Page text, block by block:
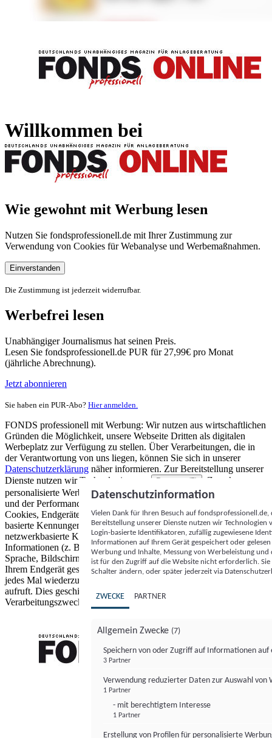
Willkommen bei
Wie gewohnt mit Werbung lesen
Nutzen Sie fondsprofessionell.de mit Ihrer Zustimmung zur
Verwendung von Cookies für Webanalyse und Werbemaßnahmen.
Einverstanden
Die Zustimmung ist jederzeit widerrufbar.
Werbefrei lesen
Unabhängiger Journalismus hat seinen Preis.
Lesen Sie fondsprofessionell.de PUR für 27,99€ pro Monat
(jährliche Abrechnung).
Jetzt abonnieren
Sie haben ein PUR-Abo? Hier anmelden.
FONDS professionell mit Werbung: Wir nutzen aus wirtschaftlichen
Gründen die Möglichkeit, unsere Webseite Dritten als digitalen
Werbeplatz zur Verfügung zu stellen. Über Verarbeitungen, die in
der Verantwortung von uns liegen, können Sie sich in unserer
Datenschutzerklärung näher informieren. Zur Bereitstellung unserer
Dienste nutzen wir Technologien von
Partnern (5)
. Zwecke:
personalisierte Werbung und Inhalte, Messung von Werbeleistung
und der Performance von Inhalten sowie Zielgruppenforschung.
Cookies, Endgeräte- oder ähnliche Online-Kennungen (z. B. login-
basierte Kennungen, zufällig generierte Kennungen,
netzwerkbasierte Kennungen) können zusammen mit anderen
Informationen (z. B. Browsertyp und Browserinformationen,
Sprache, Bildschirmgröße, unterstützte Technologien usw.) auf
Ihrem Endgerät gespeichert oder von dort ausgelesen werden, um es
jedes Mal wiederzuerkennen, wenn es eine App oder einer Webseite
aufruft. Dies geschieht für einen oder mehrere der hier aufgeführten
Verarbeitungszwecke.
Datenschutzinformation
Vielen Dank für Ihren Besuch auf
Bereitstellung unserer Dienste nutzen wir Technologien
Login-basierte Identifikatoren, zufällig zugewiesene
Informationen auf Ihrem Gerät gespeichert oder
Werbung und Inhalte, Messung von Werbeleistung
ist für den Zugriff auf die Website nicht erforderlich.
Schalter ändern, oder später jederzeit via
ZWECKE PARTNER
Allgemein Zwecke (7)
Speichern von oder Zugriff auf Informationen auf
3 Partner
Verwendung reduzierter Daten zur Auswahl von
1 Partner
- mit berechtigtem Interesse
1 Partner
Erstellung von Profilen für personalisierte
FONDS professionell